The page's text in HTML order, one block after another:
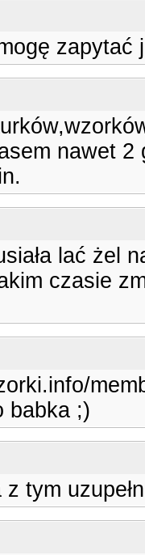
nawet 2
lać żel
czasie
babka ;)
tym